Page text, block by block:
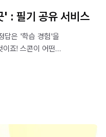
' : 필기 공유 서비스
답은 '학습 경험'을
죠! 스콘이 어떤